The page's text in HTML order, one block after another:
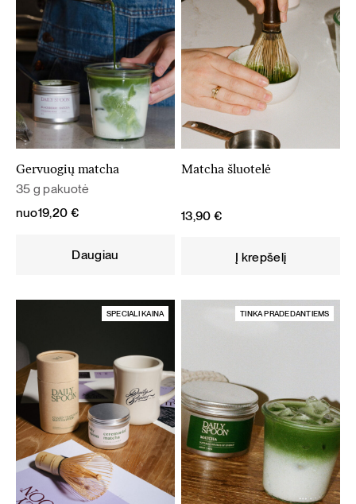
Gervuogių matcha
35 g pakuotė
nuo19,20 €
Daugiau
Matcha šluotelė
13,90 €
Į krepšelį
SPECIALI KAINA TINKA PRADEDANTIEMS